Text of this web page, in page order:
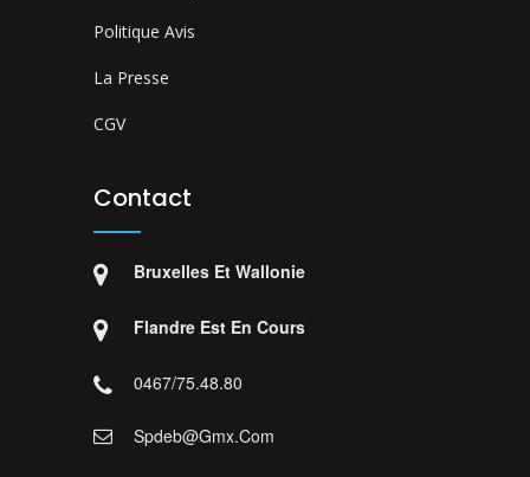
Politique Avis
La Presse
CGV
Contact
Bruxelles Et Wallonie
Flandre Est En Cours
0467/75.48.80
Spdeb@gmx.com